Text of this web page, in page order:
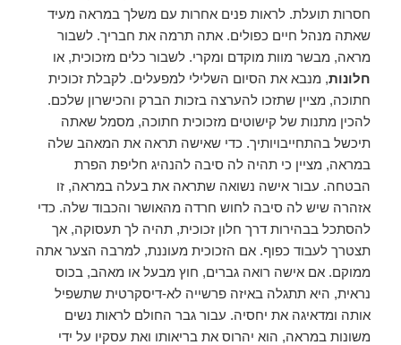
חסרות תועלת. לראות פנים אחרות עם משלך במראה מעיד
שאתה מנהל חיים כפולים. אתה תרמה את חבריך. לשבור
מראה, מבשר מוות מוקדם ומקרי. לשבור כלים מזכוכית, או
חלונות, מנבא את הסיום השלילי למפעלים. לקבלת זכוכית
חתוכה, מציין שתזכו להערצה בזכות הברק והכישרון שלכם.
להכין מתנות של קישוטים מזכוכית חתוכה, מסמל שאתה
תיכשל בהתחייבויותיך. כדי שאישה תראה את המאהב שלה
במראה, מציין כי תהיה לה סיבה להנהיג חליפת הפרת
הבטחה. עבור אישה נשואה שתראה את בעלה במראה, זו
אזהרה שיש לה סיבה לחוש חרדה מהאושר והכבוד שלה. כדי
להסתכל בבהירות דרך חלון זכוכית, תהיה לך תעסוקה, אך
תצטרך לעבוד כפוף. אם הזכוכית מעוננת, למרבה הצער אתה
ממוקם. אם אישה רואה גברים, חוץ מבעל או מאהב, בכוס
נראית, היא תתגלה באיזה פרשייה לא-דיסקרטית שתשפיל
אותה ומדאיגה את יחסיה. עבור גבר החולם לראות נשים
משונות במראה, הוא יהרוס את בריאותו ואת עסקיו על ידי